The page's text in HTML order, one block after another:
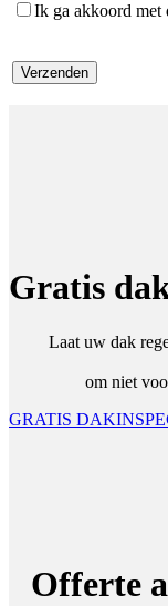
Ik ga akkoord met
Gratis
Laat uw dak
om niet
GRATIS
Offerte